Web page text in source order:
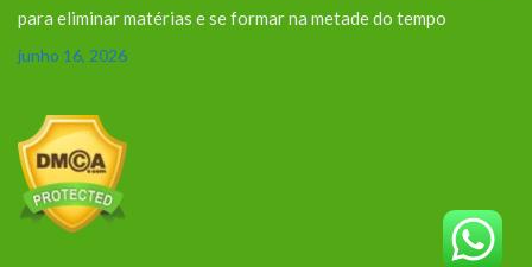
para eliminar matérias e se formar na metade do tempo
junho 16, 2026